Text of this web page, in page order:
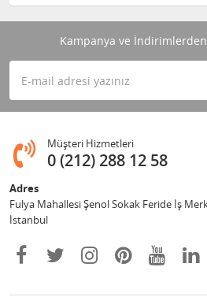
Kampanya ve
Müşteri Hizmetleri
0 (212) 288 12 58
Adres
Fulya Mahallesi Şenol Sokak Feride İş
İstanbul